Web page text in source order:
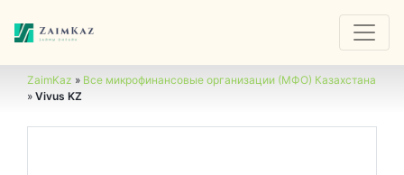
ZaimKaz » Все микрофинансовые организации (МФО) Казахстана
» Vivus KZ